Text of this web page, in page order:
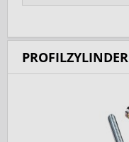
PROFILZYLINDER